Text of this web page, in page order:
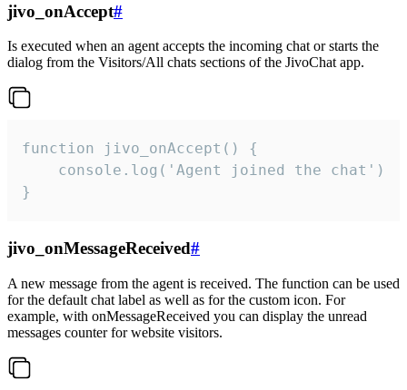
jivo_onAccept#
Is executed when an agent accepts the incoming chat or starts the
dialog from the Visitors/All chats sections of the JivoChat app.
function jivo_onAccept() {
}
jivo_onMessageReceived#
A new message from the agent is received. The function can be used
for the default chat label as well as for the custom icon. For
example, with onMessageReceived you can display the unread
messages counter for website visitors.